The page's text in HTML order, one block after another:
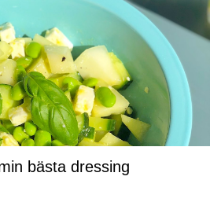
bästa dressing